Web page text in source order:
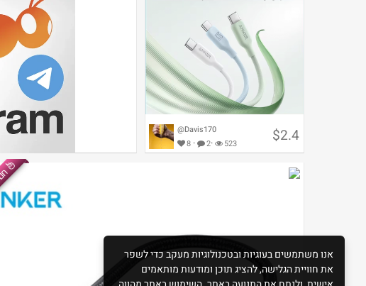
מטבעות
$2.4
@Davis170
8 · 2· 523
אנו משתמשים בעוגיות ובטכנולוגיות מעקב כדי לשפר
את חוויית הגלישה, להציג תוכן ומודעות מותאמים